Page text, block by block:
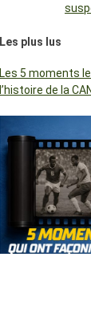
Les plus lus
Les 5 moments
l’histoire de la CAN